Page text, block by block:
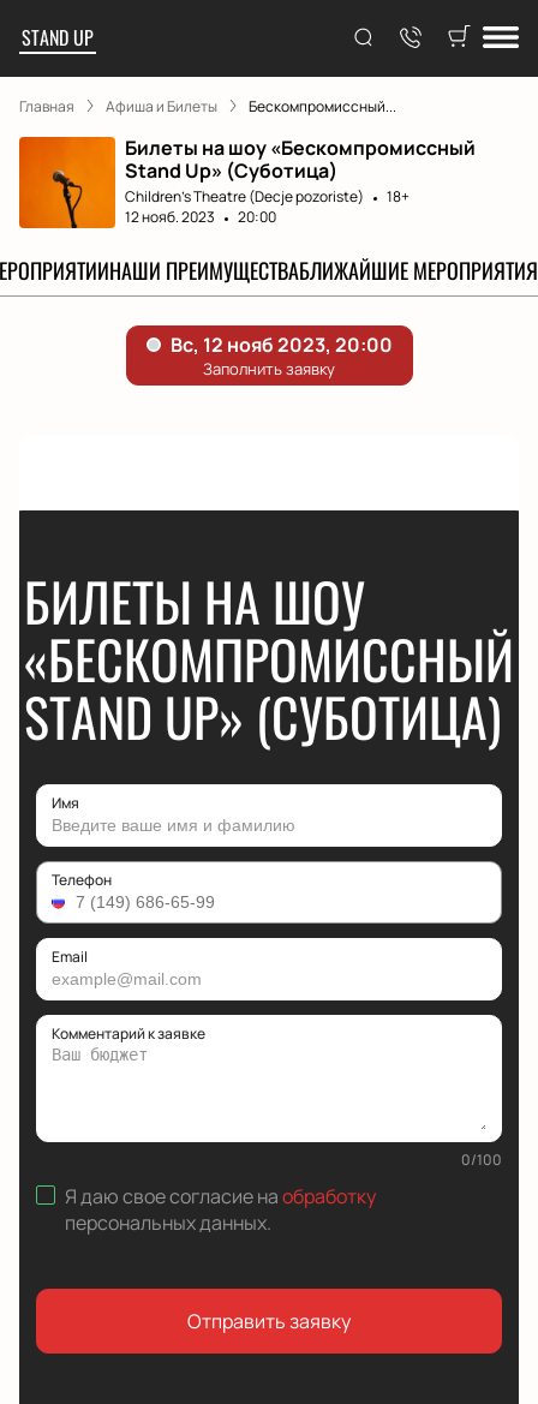
STAND UP
Главная Афиша и Билеты Бескомпромиссный...
Билеты на шоу «Бескомпромиссный
Stand Up» (Суботица)
Children's Theatre (Decje pozoriste)
18+
12 нояб. 2023
20:00
НАШИ ПРЕИМУЩЕСТВАБЛИЖАЙШИЕ МЕРОПРИЯТИЯ
БИЛЕТЫ НА ШОУ
«БЕСКОМПРОМИССНЫЙ
STAND UP» (СУБОТИЦА)
Имя
Телефон
Email
Комментарий к заявке
0/100
Я даю свое согласие наобработку
персональных данных.
Отправить заявку